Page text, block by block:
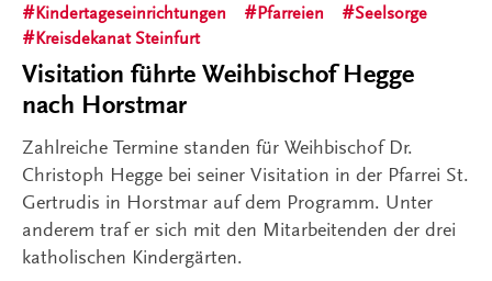
Kindertageseinrichtungen
Pfarreien
Seelsorge
Kreisdekanat Steinfurt
Visitation führte Weihbischof Hegge
nach Horstmar
Zahlreiche Termine standen für Weihbischof Dr.
Christoph Hegge bei seiner Visitation in der Pfarrei St.
Gertrudis in Horstmar auf dem Programm. Unter
anderem traf er sich mit den Mitarbeitenden der drei
katholischen Kindergärten.